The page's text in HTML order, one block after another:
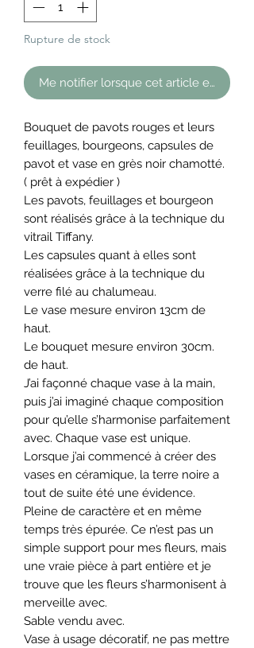
Rupture de stock
Me notifier lorsque cet article est
Bouquet de pavots rouges et leurs
feuillages, bourgeons, capsules de
pavot et vase en grès noir chamotté.
( prêt à expédier )
Les pavots, feuillages et bourgeon
sont réalisés grâce à la technique du
vitrail Tiffany.
Les capsules quant à elles sont
réalisées grâce à la technique du
verre filé au chalumeau.
Le vase mesure environ 13cm de
haut.
Le bouquet mesure environ 30cm.
de haut.
J’ai façonné chaque vase à la main,
puis j’ai imaginé chaque composition
pour qu’elle s’harmonise parfaitement
avec. Chaque vase est unique.
Lorsque j’ai commencé à créer des
vases en céramique, la terre noire a
tout de suite été une évidence.
Pleine de caractère et en même
temps très épurée. Ce n’est pas un
simple support pour mes fleurs, mais
une vraie pièce à part entière et je
trouve que les fleurs s’harmonisent à
merveille avec.
Sable vendu avec.
Vase à usage décoratif, ne pas mettre